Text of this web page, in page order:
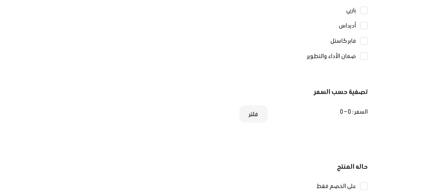
باربي
أديداس
فابر كاستل
ضمان الأداء والتطوير
تصفية حسب السعر
السعر : 0 – 0 فلتر
حاله المنتج
على الخصم فقط